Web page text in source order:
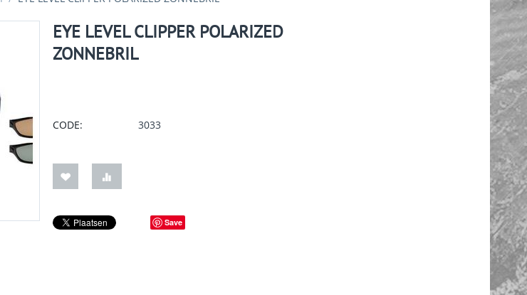
EYE LEVEL CLIPPER POLARIZED
ZONNEBRIL
CODE: 3033
Save